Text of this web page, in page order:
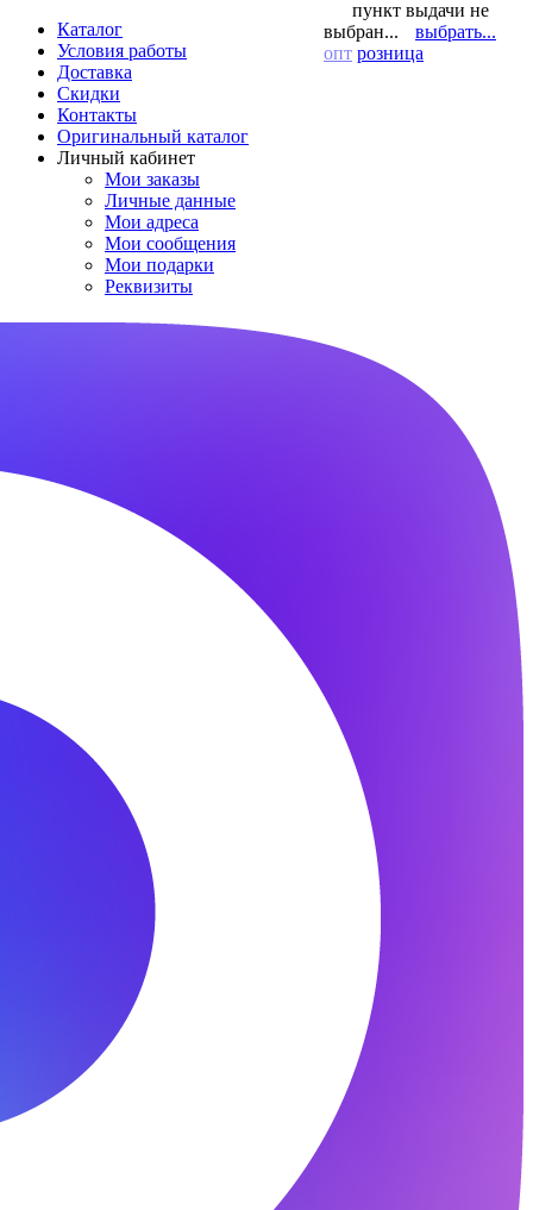
Каталог
Условия работы
Доставка
Скидки
Контакты
Оригинальный каталог
Личный кабинет
Мои заказы
Личные данные
Мои адреса
Мои сообщения
Мои подарки
Реквизиты
пункт выдачи не
выбран...
выбрать...
опт розница